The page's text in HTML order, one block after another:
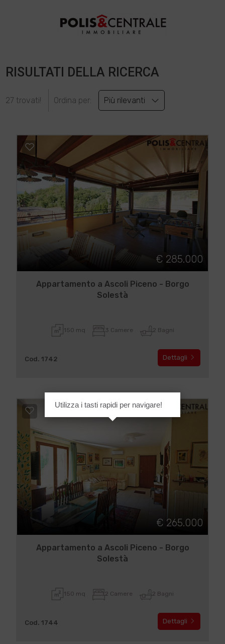
RISULTATI DELLA RICERCA
27 trovati! Ordina per: Più rilevanti
€ 285.000
Appartamento a Ascoli Piceno - Borgo
Solestà
150 mq 3 Camere 2 Bagni
Cod. 1742 Dettagli
€ 265.000
Appartamento a Ascoli Piceno - Borgo
Solestà
150 mq 2 Camere 2 Bagni
Cod. 1744 Dettagli
Utilizza i tasti rapidi per navigare!